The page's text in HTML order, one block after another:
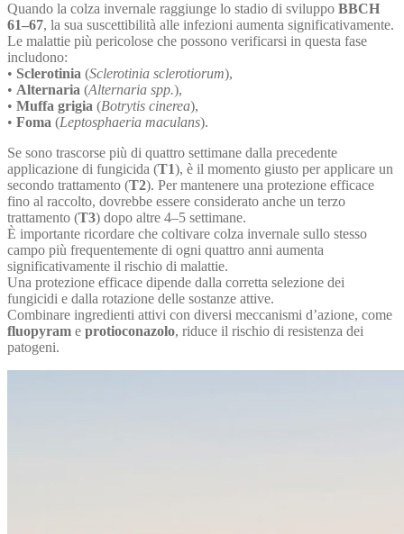
Quando la colza invernale raggiunge lo stadio di sviluppo BBCH
61–67, la sua suscettibilità alle infezioni aumenta significativamente.
Le malattie più pericolose che possono verificarsi in questa fase
includono:
• Sclerotinia (Sclerotinia sclerotiorum),
• Alternaria (Alternaria spp.),
• Muffa grigia (Botrytis cinerea),
• Foma (Leptosphaeria maculans).
Se sono trascorse più di quattro settimane dalla precedente
applicazione di fungicida (T1), è il momento giusto per applicare un
secondo trattamento (T2). Per mantenere una protezione efficace
fino al raccolto, dovrebbe essere considerato anche un terzo
trattamento (T3) dopo altre 4–5 settimane.
È importante ricordare che coltivare colza invernale sullo stesso
campo più frequentemente di ogni quattro anni aumenta
significativamente il rischio di malattie.
Una protezione efficace dipende dalla corretta selezione dei
fungicidi e dalla rotazione delle sostanze attive.
Combinare ingredienti attivi con diversi meccanismi d’azione, come
fluopyram e protioconazolo, riduce il rischio di resistenza dei
patogeni.